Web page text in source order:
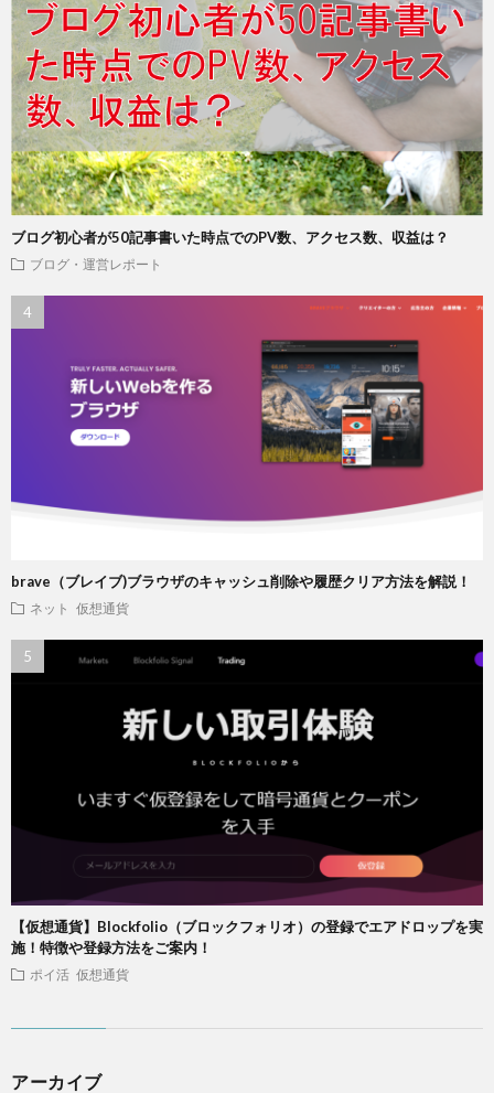
ブログ初心者が50記事書いた時点でのPV数、アクセス数、収益は？
ブログ・運営レポート
brave（ブレイブ)ブラウザのキャッシュ削除や履歴クリア方法を解説！
ネット 仮想通貨
【仮想通貨】Blockfolio（ブロックフォリオ）の登録でエアドロップを実
施！特徴や登録方法をご案内！
ポイ活 仮想通貨
アーカイブ